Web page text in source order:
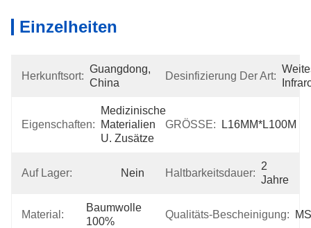
Einzelheiten
Herkunftsort:
Guangdong,
China
Desinfizierung Der Art:
Eigenschaften:
Medizinische
Materialien
U. Zusätze
GRÖSSE: L16MM*L100M
Auf Lager: Nein Haltbarkeitsdauer:
2
Jahre
Material:
Baumwolle
100%
Qualitäts-Bescheinigung: